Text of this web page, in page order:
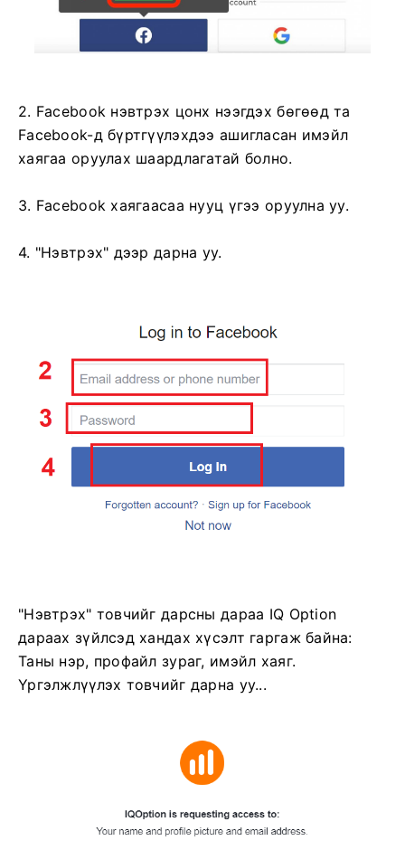
2. Facebook нэвтрэх цонх нээгдэх бөгөөд та
Facebook-д бүртгүүлэхдээ ашигласан имэйл
хаягаа оруулах шаардлагатай болно.
3. Facebook хаягаасаа нууц үгээ оруулна уу.
4. "Нэвтрэх" дээр дарна уу.
"Нэвтрэх" товчийг дарсны дараа IQ Option
дараах зүйлсэд хандах хүсэлт гаргаж байна:
Таны нэр, профайл зураг, имэйл хаяг.
Үргэлжлүүлэх товчийг дарна уу...